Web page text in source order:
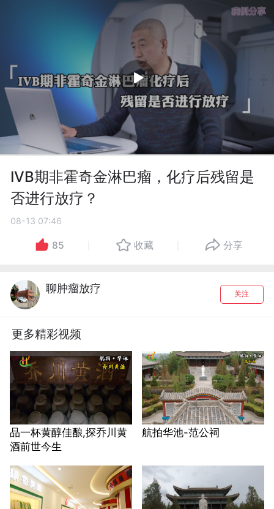
IVB期非霍奇金淋巴瘤，化疗后残留是
否进行放疗？
08-13 07:46
85 收藏 分享
聊肿瘤放疗 关注
更多精彩视频
品一杯黄醇佳酿,探乔川黄
酒前世今生
航拍华池-范公祠